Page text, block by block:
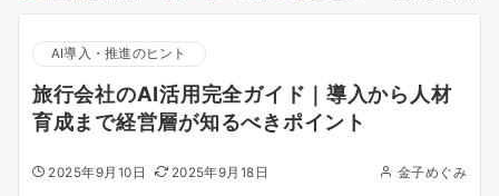
AI導入・推進のヒント
旅行会社のAI活用完全ガイド｜導入から人材
育成まで経営層が知るべきポイント
2025年9月10日 2025年9月18日 金子めぐみ